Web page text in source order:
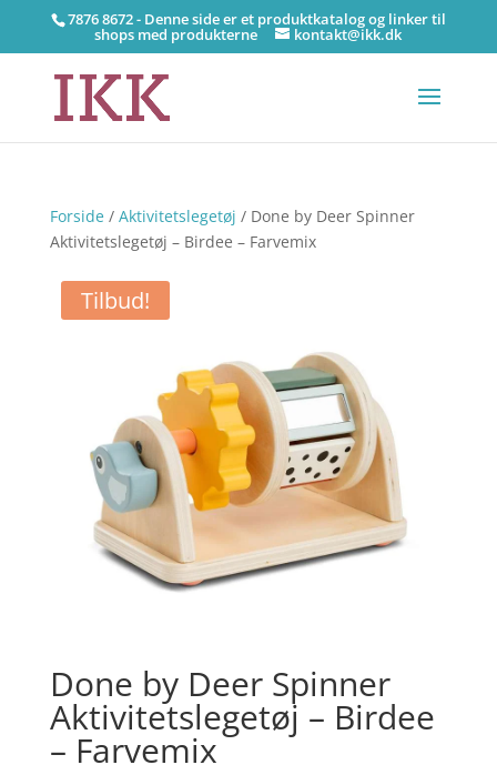
7876 8672 - Denne side er et produktkatalog og linker til
shops med produkterne kontakt@ikk.dk
Forside/ Aktivitetslegetøj / Done by Deer Spinner
Aktivitetslegetøj – Birdee – Farvemix
Tilbud!
Done by Deer Spinner
Aktivitetslegetøj – Birdee
– Farvemix